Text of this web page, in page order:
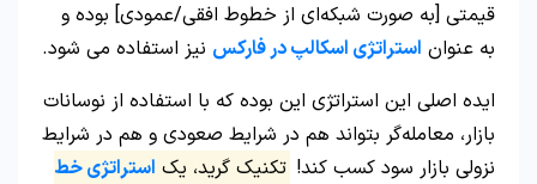
قیمتی [به صورت شبکه‌ای از خطوط افقی/عمودی] بوده و
به عنوان استراتژی اسکالپ در فارکس نیز استفاده می شود.
ایده اصلی این استراتژی این بوده که با استفاده از نوسانات
بازار، معامله‌گر بتواند هم در شرایط صعودی و هم در شرایط
نزولی بازار سود کسب کند! تکنیک گرید، یک استراتژی خط